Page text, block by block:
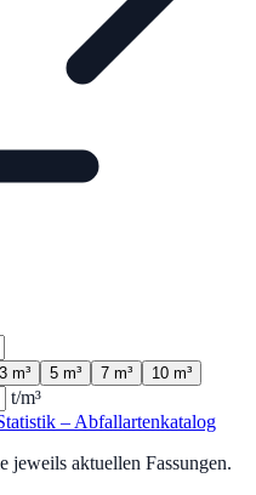
3 m³ 5 m³ 7 m³ 10 m³
t/m³
– Abfallartenkatalog
jeweils aktuellen Fassungen.